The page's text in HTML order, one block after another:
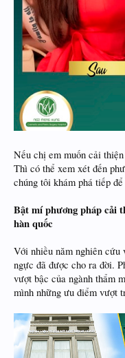
Nếu chị em muốn cải
Thì có thể xem xét đến
chúng tôi khám phá tiếp
Bật mí phương pháp cải
hàn quốc
Với nhiều năm nghiên cứu
ngực đã được cho ra đời.
vượt bậc của ngành thẩm
mình những ưu điểm vượt